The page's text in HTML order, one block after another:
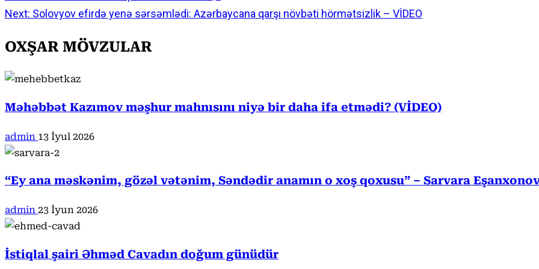
Next: Solovyov efirdə yenə sərsəmlədi: Azərbaycana qarşı növbəti hörmətsizlik – VİDEO
OXŞAR MÖVZULAR
Məhəbbət Kazımov məşhur mahnısını niyə bir daha ifa etmədi? (VİDEO)
admin 13 İyul 2026
“Ey ana məskənim, gözəl vətənim, Səndədir anamın o xoş qoxusu” – Sarvara
admin 23 İyun 2026
İstiqlal şairi Əhməd Cavadın doğum günüdür